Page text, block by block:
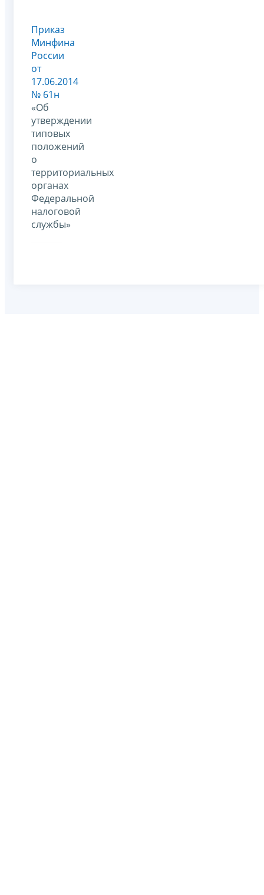
Приказ
Минфина
России
от
17.06.2014
№ 61н
«Об
утверждении
типовых
положений
о
территориальных
органах
Федеральной
налоговой
службы»